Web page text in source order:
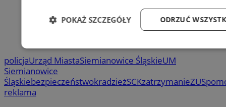
policjaUrząd MiastaSiemianowice ŚląskieUM
Siemianowice
ŚląskiebezpieczeństwokradzieżSCKzatrzymanieZUS
reklama
ODRZUĆ
POKAŻ SZCZEGÓŁY
Niezbędne Wydajność